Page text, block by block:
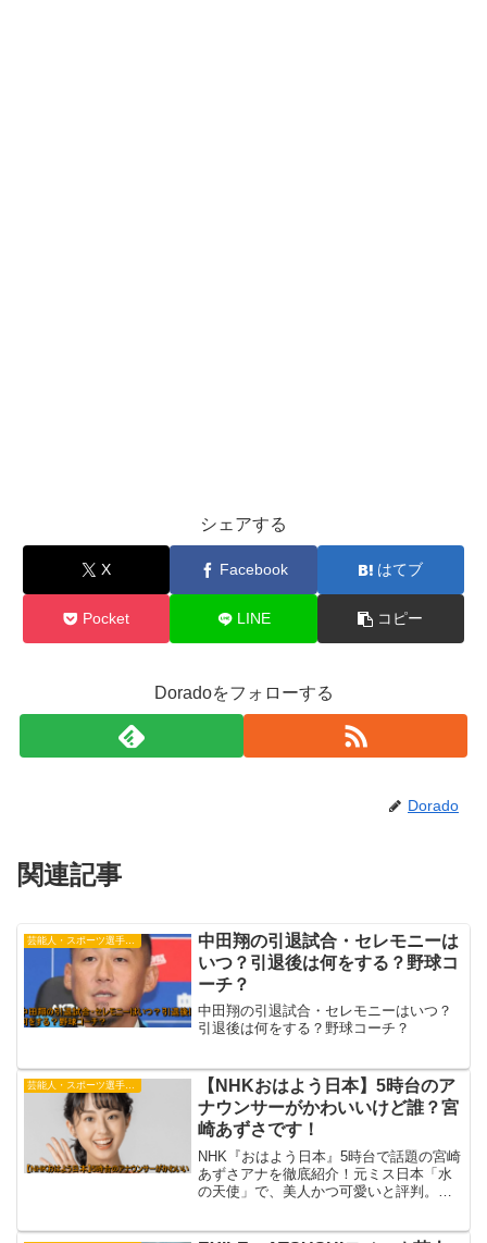
シェアする
X Facebook はてブ
Pocket LINE コピー
Doradoをフォローする
Dorado
関連記事
芸能人・スポーツ選手・有名人
中田翔の引退試合・セレモニーは
いつ？引退後は何をする？野球コ
ーチ？
中田翔の引退試合・セレモニーはいつ？
引退後は何をする？野球コーチ？
芸能人・スポーツ選手・有名人
【NHKおはよう日本】5時台のア
ナウンサーがかわいいけど誰？宮
崎あずさです！
NHK『おはよう日本』5時台で話題の宮崎
あずさアナを徹底紹介！元ミス日本「水
の天使」で、美人かつ可愛いと評判。プ